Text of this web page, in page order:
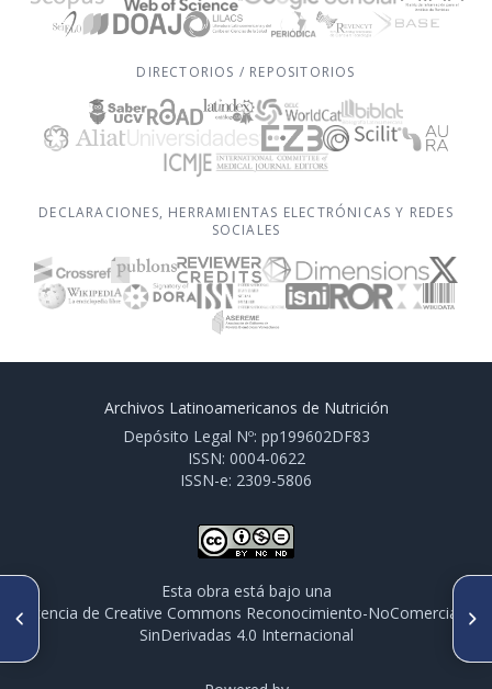
ARTÍCULO ANTERIOR
PO282. APLICACIÓN DEL
ESTIMADOR DE RIESGO DE
SIGUIENTE ARTÍCULO
PO286. LIVING NEAR FAST
FOOD RESTAURANTS IS
DIRECTORIOS / REPOSITORIOS
DECLARACIONES, HERRAMIENTAS ELECTRÓNICAS Y REDES
SOCIALES
Archivos Latinoamericanos de Nutrición
Depósito Legal Nº: pp199602DF83
ISSN: 0004-0622
ISSN-e: 2309-5806
Esta obra está bajo una
licencia de Creative Commons Reconocimiento-NoComercial-
SinDerivadas 4.0 Internacional